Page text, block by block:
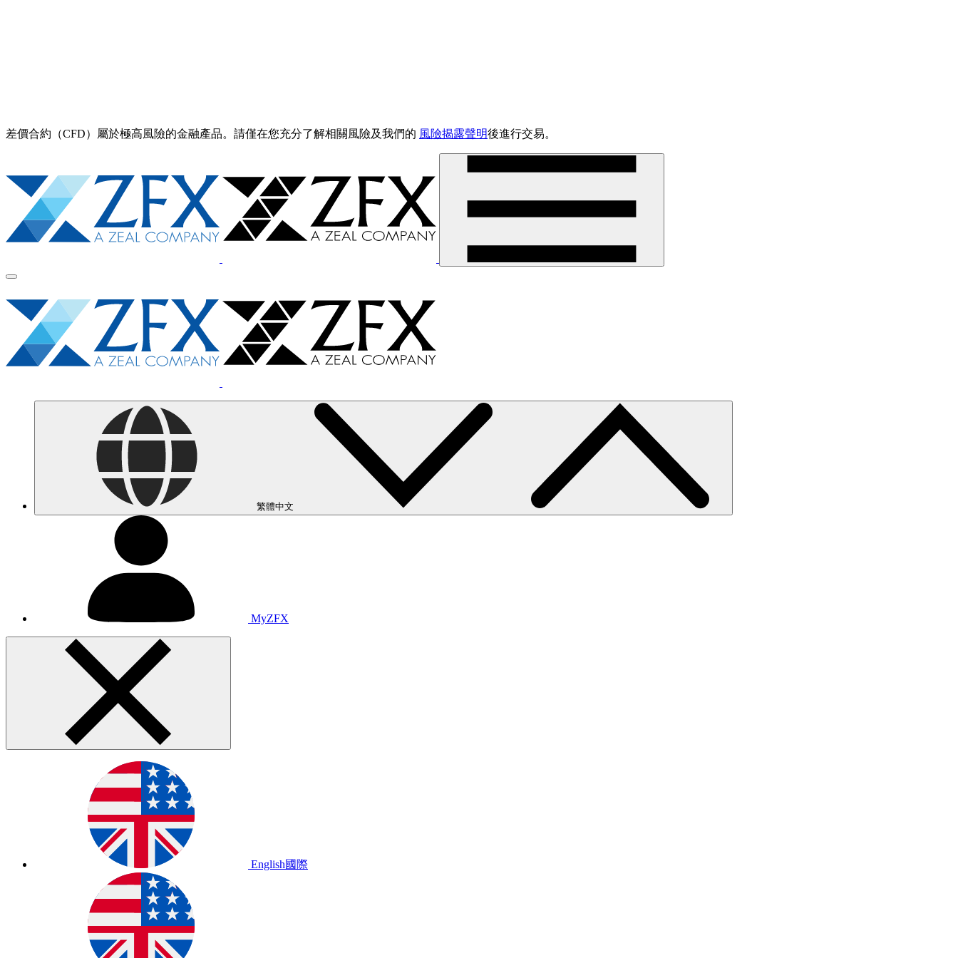
差價合約（CFD）屬於極高風險的金融產品。請僅在您充分了解相關風險及我們的 風險揭露聲明後進行交易。
繁體中文
MyZFX
English國際